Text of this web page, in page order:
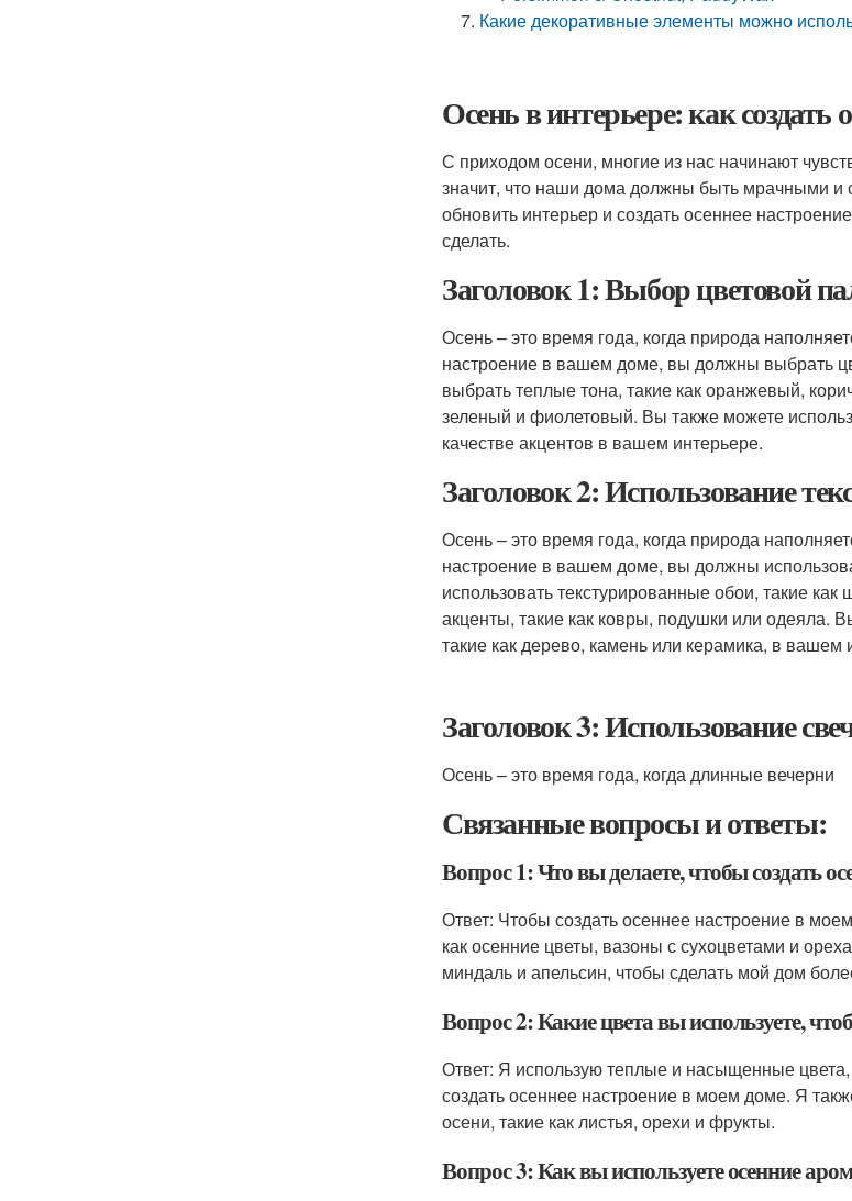
Какие декоративные элементы можно
Осень в интерьере: как создать
С приходом осени, многие из нас начинают
значит, что наши дома должны быть мрачными и
обновить интерьер и создать осеннее
сделать.
Заголовок 1: Выбор цветовой
Осень – это время года, когда природа
настроение в вашем доме, вы должны выбрать
выбрать теплые тона, такие как оранжевый,
зеленый и фиолетовый. Вы также можете
качестве акцентов в вашем интерьере.
Заголовок 2: Использование
Осень – это время года, когда природа
настроение в вашем доме, вы должны
использовать текстурированные обои, такие
акценты, такие как ковры, подушки или одеяла.
такие как дерево, камень или керамика, в вашем
Заголовок 3: Использование
Осень – это время года, когда длинные вечерни
Связанные вопросы и ответы:
Вопрос 1: Что вы делаете, чтобы создать
Ответ: Чтобы создать осеннее настроение в
как осенние цветы, вазоны с сухоцветами и
миндаль и апельсин, чтобы сделать мой дом
Вопрос 2: Какие цвета вы используете,
Ответ: Я использую теплые и насыщенные
создать осеннее настроение в моем доме. Я
осени, такие как листья, орехи и фрукты.
Вопрос 3: Как вы используете осенние